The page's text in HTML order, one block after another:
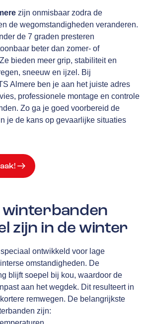
zijn onmisbaar zodra de
de wegomstandigheden veranderen.
de 7 graden presteren
beter dan zomer- of
bieden meer grip, stabiliteit en
sneeuw en ijzel. Bij
Almere ben je aan het juiste adres
professionele montage en controle
Zo ga je goed voorbereid de
je de kans op gevaarlijke situaties
zijn in de winter
ontwikkeld voor lage
omstandigheden. De
blijft soepel bij kou, waardoor de
aan het wegdek. Dit resulteert in
remwegen. De belangrijkste
zijn: